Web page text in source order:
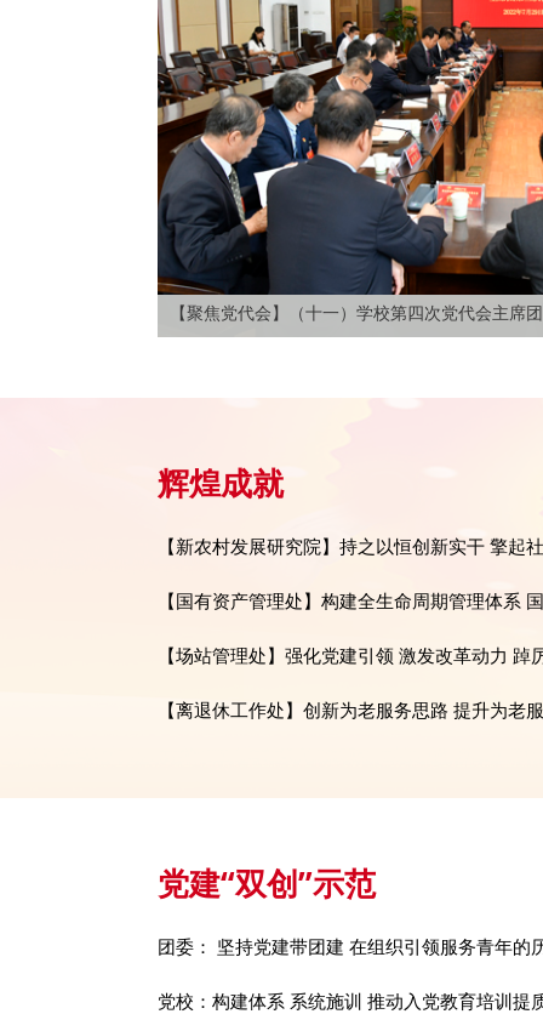
【聚焦党代会】（十一）学校第四次党代会主席
辉煌成就
【新农村发展研究院】持之以恒创新实干 擎起
【国有资产管理处】构建全生命周期管理体系
【场站管理处】强化党建引领 激发改革动力 踔
【离退休工作处】创新为老服务思路 提升为老
党建“双创”示范
团委： 坚持党建带团建 在组织引领服务青年的
党校：构建体系 系统施训 推动入党教育培训提